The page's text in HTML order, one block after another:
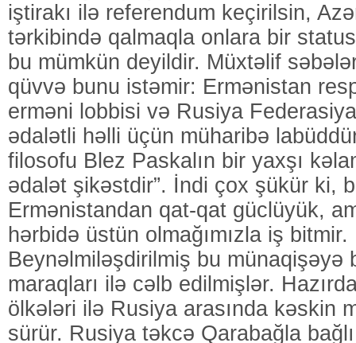
iştirakı ilə referendum keçirilsin,
tərkibində qalmaqla onlara bir
bu mümkün deyildir. Müxtəlif
qüvvə bunu istəmir: Ermənistan
erməni lobbisi və Rusiya
ədalətli həlli üçün müharibə
filosofu Blez Paskalın bir yaxşı
ədalət şikəstdir”. İndi çox şükür ki,
Ermənistandan qat-qat güclüyük,
hərbidə üstün olmağımızla iş bitmir.
Beynəlmiləşdirilmiş bu münaqişəyə
maraqları ilə cəlb edilmişlər.
ölkələri ilə Rusiya arasında kəskin
sürür. Rusiya təkcə Qarabağla